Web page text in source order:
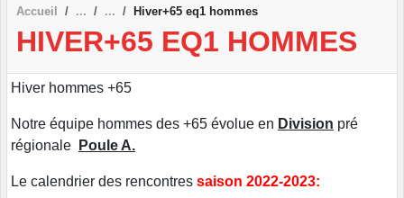
Accueil Hiver+65 eq1 hommes
HIVER+65 EQ1 HOMMES
Hiver hommes +65
Notre équipe hommes des +65 évolue en Division pré
régionale
Poule A.
Le calendrier des rencontres saison 2022-2023: